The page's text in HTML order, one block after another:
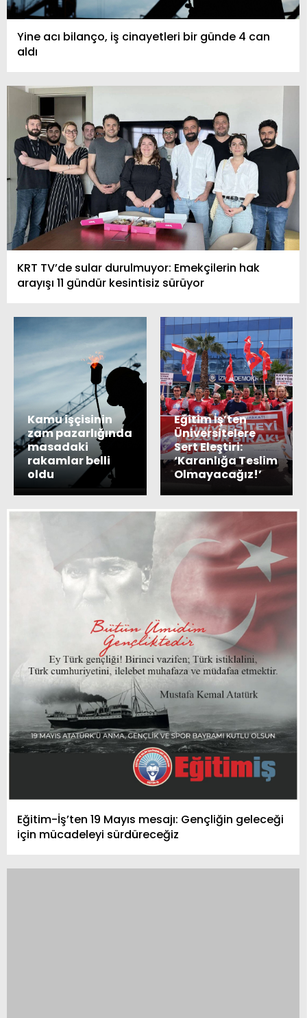
Yine acı bilanço, iş cinayetleri bir günde 4 can
aldı
KRT TV’de sular durulmuyor: Emekçilerin hak
arayışı 11 gündür kesintisiz sürüyor
Kamu işçisinin
zam pazarlığında
masadaki
rakamlar belli
oldu
Eğitim İş’ten
Üniversitelere
Sert Eleştiri:
‘Karanlığa Teslim
Olmayacağız!’
Eğitim-İş’ten 19 Mayıs mesajı: Gençliğin geleceği
için mücadeleyi sürdüreceğiz